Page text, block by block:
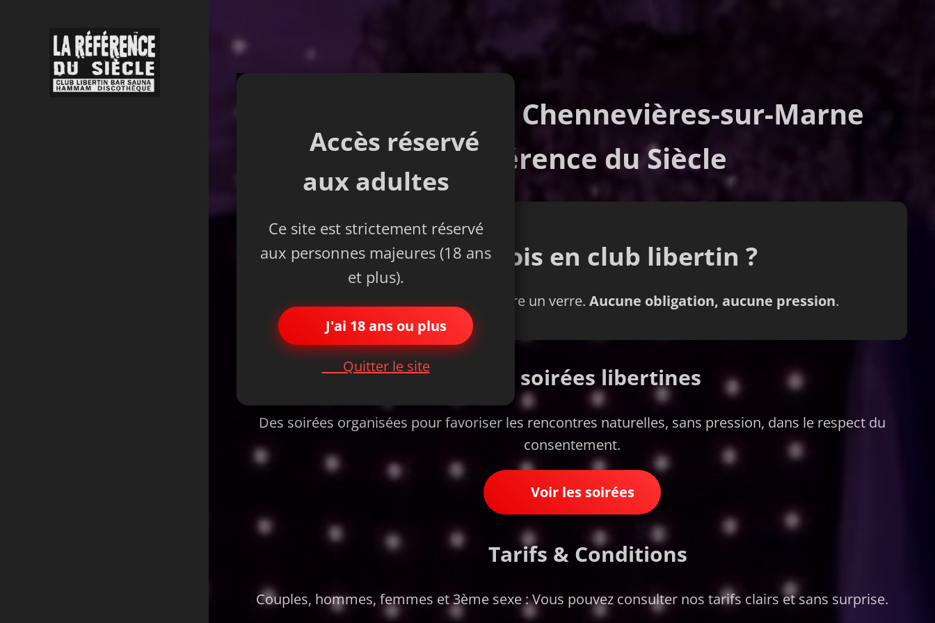
⚠️ Accès réservé
aux adultes
Ce site est strictement réservé
aux personnes majeures (18 ans
et plus).
✅ J'ai 18 ans ou plus
🚪 Quitter le site
✨ Club libertin à Chennevières-sur-Marne
La Référence du Siècle
Première fois en club libertin ?
Venez observer, discuter et prendre un verre. Aucune obligation, aucune pression.
🎉 Nos soirées libertines
Des soirées organisées pour favoriser les rencontres naturelles, sans pression, dans le respect du
consentement.
📅 Voir les soirées
💰 Tarifs & Conditions
Couples, hommes, femmes et 3ème sexe : Vous pouvez consulter nos tarifs clairs et sans surprise.